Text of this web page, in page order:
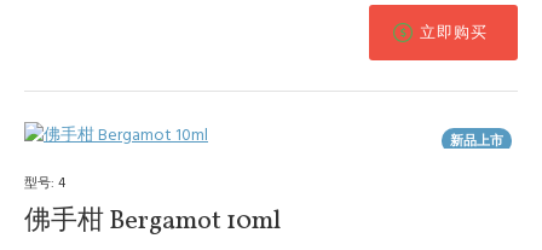
立即购买
新品上市
型号: 4
佛手柑 Bergamot 10ml